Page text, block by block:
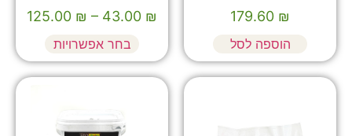
₪
הוספה לסל
₪
–
₪
בחר אפשרויות